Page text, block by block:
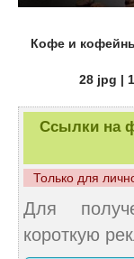
Кофе и
28 jpg |
Ссылки на
Только для
Для
короткую